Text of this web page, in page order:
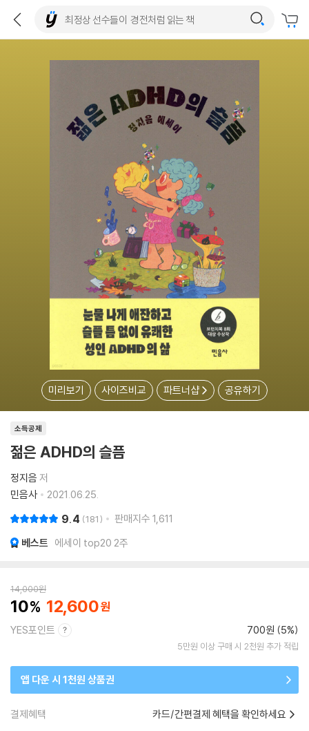
미리보기 사이즈비교 파트너샵 공유하기
소득공제
젊은 ADHD의 슬픔
정지음 저
민음사
2021.06.25.
9.4 181 판매지수 1,611
베스트 에세이 top20 2주
14,000원
10 12,600
YES포인트 700원 (5%)
5만원 이상 구매 시 2천원 추가 적립
앱 다운 시 1천원 상품권
결제혜택 카드/간편결제 혜택을 확인하세요